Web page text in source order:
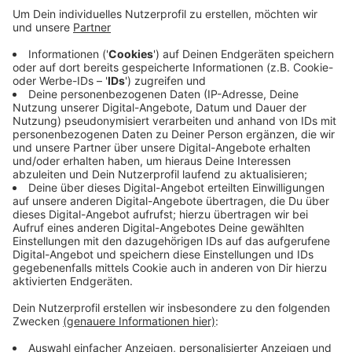
Anzeige
Diese hat eine eigene Verkehrszentrale von Straßen
NRW entwickelt. Die Bahn und Städte und Gemeinden
tragen auf dieser Plattform ihre Baustellen ein - so
lassen sie sich besser koordinieren und planen. Das soll
künftig Pendler entlasten und für weniger Staus
sorgen. Insgesamt machen bei der Aktion 24 Städte
und Kreise in Nordrhein Westfalen mit.
Anzeige